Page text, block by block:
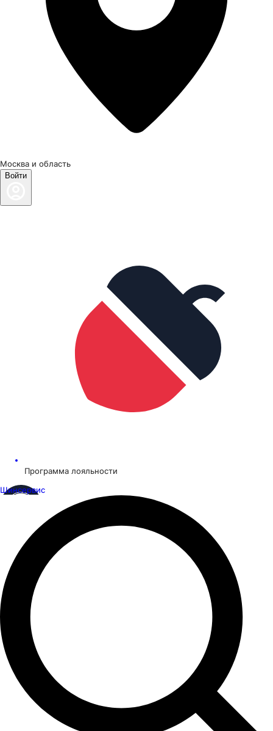
Москва и область
Войти
Программа лояльности
Шинсервис